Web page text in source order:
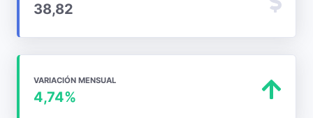
38,82
VARIACIÓN MENSUAL
4,74%